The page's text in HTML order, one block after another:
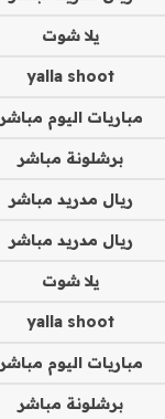
يلا شوت
yalla shoot
مباريات اليوم مباشر
برشلونة مباشر
ريال مدريد مباشر
ريال مدريد مباشر
يلا شوت
yalla shoot
مباريات اليوم مباشر
برشلونة مباشر